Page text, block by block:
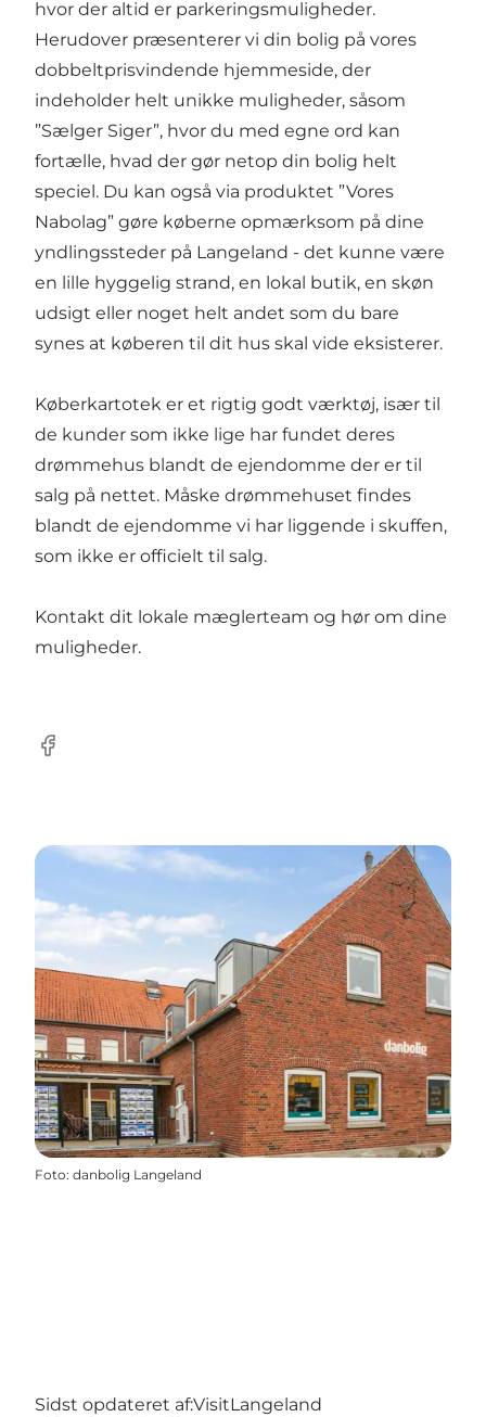
hvor der altid er parkeringsmuligheder.
Herudover præsenterer vi din bolig på vores
dobbeltprisvindende hjemmeside, der
indeholder helt unikke muligheder, såsom
”Sælger Siger”, hvor du med egne ord kan
fortælle, hvad der gør netop din bolig helt
speciel. Du kan også via produktet ”Vores
Nabolag” gøre køberne opmærksom på dine
yndlingssteder på Langeland - det kunne være
en lille hyggelig strand, en lokal butik, en skøn
udsigt eller noget helt andet som du bare
synes at køberen til dit hus skal vide eksisterer.
Køberkartotek er et rigtig godt værktøj, især til
de kunder som ikke lige har fundet deres
drømmehus blandt de ejendomme der er til
salg på nettet. Måske drømmehuset findes
blandt de ejendomme vi har liggende i skuffen,
som ikke er officielt til salg.
Kontakt dit lokale mæglerteam og hør om dine
muligheder.
Facebook
Foto: danbolig Langeland
Sidst opdateret af:VisitLangeland